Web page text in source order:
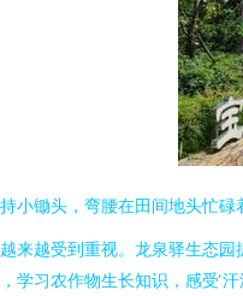
小锄头，弯腰在田间地头忙
来越受到重视。龙泉驿生态
习农作物生长知识，感受‘汗